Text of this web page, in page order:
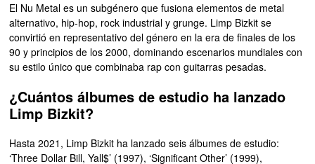
El Nu Metal es un subgénero que fusiona elementos de metal
alternativo, hip-hop, rock industrial y grunge. Limp Bizkit se
convirtió en representativo del género en la era de finales de los
90 y principios de los 2000, dominando escenarios mundiales con
su estilo único que combinaba rap con guitarras pesadas.
¿Cuántos álbumes de estudio ha lanzado
Limp Bizkit?
Hasta 2021, Limp Bizkit ha lanzado seis álbumes de estudio:
‘Three Dollar Bill, Yall$’ (1997), ‘Significant Other’ (1999),